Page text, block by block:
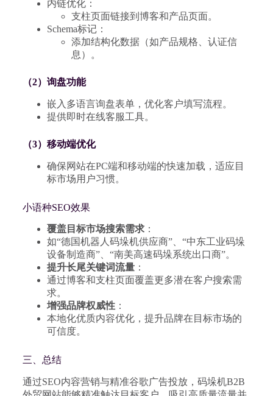
内链优化：
支柱页面链接到博客和产品页面。
Schema标记：
添加结构化数据（如产品规格、认证信
息）。
（2）询盘功能
嵌入多语言询盘表单，优化客户填写流程。
提供即时在线客服工具。
（3）移动端优化
确保网站在PC端和移动端的快速加载，适应目
标市场用户习惯。
小语种SEO效果
覆盖目标市场搜索需求：
如“德国机器人码垛机供应商”、“中东工业码垛
设备制造商”、“南美高速码垛系统出口商”。
提升长尾关键词流量：
通过博客和支柱页面覆盖更多潜在客户搜索需
求。
增强品牌权威性：
本地化优质内容优化，提升品牌在目标市场的
可信度。
三、总结
通过SEO内容营销与精准谷歌广告投放，码垛机B2B